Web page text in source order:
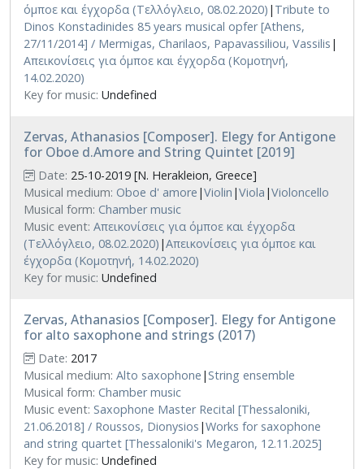
όμποε και έγχορδα (Τελλόγλειο, 08.02.2020) | Tribute to
Dinos Konstadinides 85 years musical opfer [Athens,
27/11/2014] / Mermigas, Charilaos, Papavassiliou, Vassilis |
Απεικονίσεις για όμποε και έγχορδα (Κομοτηνή,
14.02.2020)
Key for music: Undefined
Zervas, Athanasios [Composer]. Elegy for Antigone
for Oboe d.Amore and String Quintet [2019]
Date: 25-10-2019 [N. Herakleion, Greece]
Musical medium: Oboe d' amore |Violin |Viola |Violoncello
Musical form: Chamber music
Music event: Απεικονίσεις για όμποε και έγχορδα
(Τελλόγλειο, 08.02.2020) |Απεικονίσεις για όμποε και
έγχορδα (Κομοτηνή, 14.02.2020)
Key for music: Undefined
Zervas, Athanasios [Composer]. Elegy for Antigone
for alto saxophone and strings (2017)
Date: 2017
Musical medium: Alto saxophone |String ensemble
Musical form: Chamber music
Music event: Saxophone Master Recital [Thessaloniki,
21.06.2018] / Roussos, Dionysios |Works for saxophone
and string quartet [Thessaloniki's Megaron, 12.11.2025]
Key for music: Undefined